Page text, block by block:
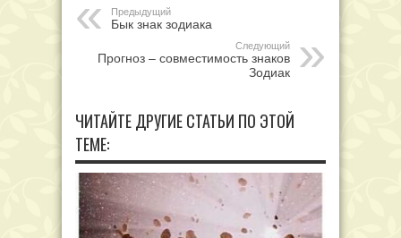
Предыдущий
Бык знак зодиака
Следующий
Прогноз – совместимость знаков
Зодиак
ЧИТАЙТЕ ДРУГИЕ СТАТЬИ ПО ЭТОЙ
ТЕМЕ: